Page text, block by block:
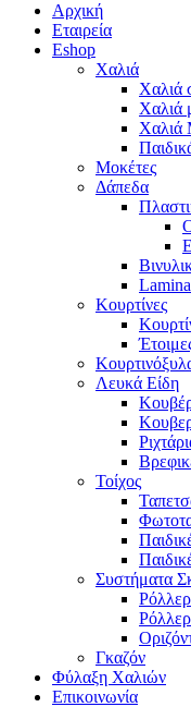
Αρχική
Εταιρεία
Eshop
Χαλιά
Χαλιά
Χαλιά
Χαλιά
Μοκέτες
Δάπεδα
Κουρτίνες
Λευκά Είδη
Τοίχος
Συστήματα
Γκαζόν
Φύλαξη Χαλιών
Επικοινωνία